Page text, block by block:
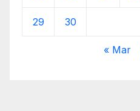
29 30
« Mar